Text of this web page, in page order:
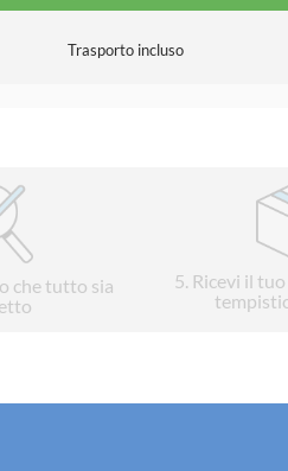
Trasporto incluso
che tutto sia
5. Ricevi il